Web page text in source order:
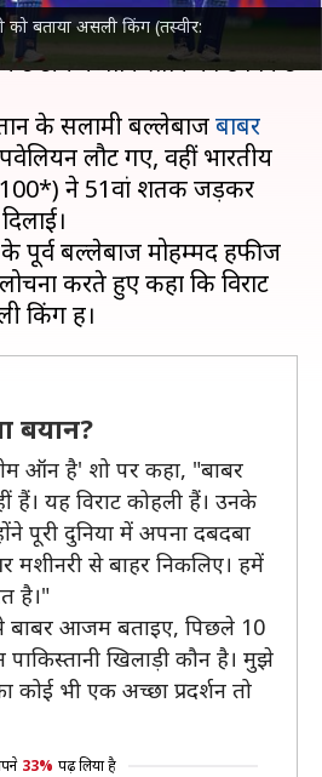
को बताया असली किंग (तस्वीर:
को खेले गए अहम
टीम ने पाकिस्तान को 6 विकेट
के सलामी बल्लेबाजबाबर
लौट गए, वहीं भारतीय
ने 51वां शतक जड़कर
पूर्व बल्लेबाज मोहम्मद हफीज
करते हुए कहा कि विराट
बयान?
ऑन है' शो पर कहा, "बाबर
यह विराट कोहली हैं। उनके
पूरी दुनिया में अपना दबदबा
मशीनरी से बाहर निकलिए। हमें
है।"
बाबर आजम बताइए, पिछले 10
खिलाड़ी कौन है। मुझे
भी एक अच्छा प्रदर्शन तो
33% पढ़ लिया है